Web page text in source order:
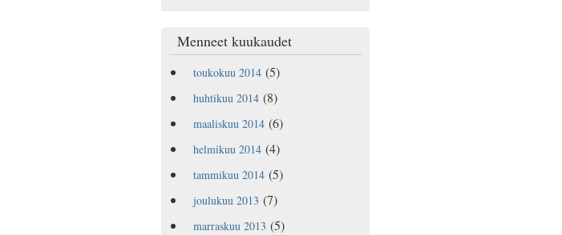
Menneet kuukaudet
toukokuu 2014(5)
huhtikuu 2014(8)
maaliskuu 2014(6)
helmikuu 2014(4)
tammikuu 2014(5)
joulukuu 2013 (7)
marraskuu 2013 (5)